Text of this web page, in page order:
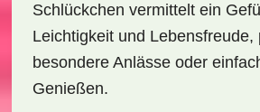
Schlückchen vermittelt ein
Leichtigkeit und Lebensfreude,
besondere Anlässe oder
Genießen.